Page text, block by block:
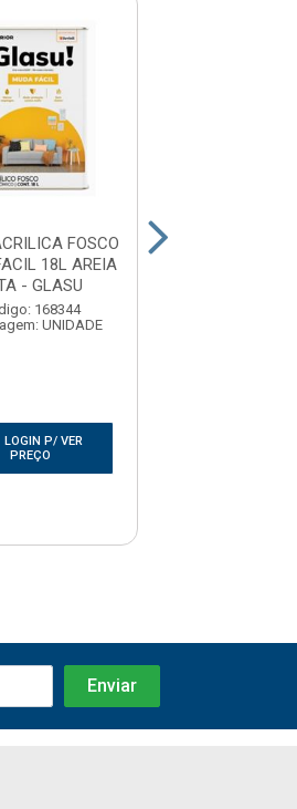
FOSCO
18L AREIA
- GLASU
168344
UNIDADE
LOGIN P/ VER
PREÇO